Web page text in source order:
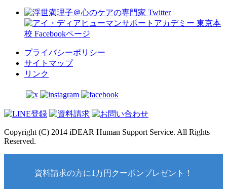
プライバシーポリシー
サイトマップ
リンク
Copyright (C) 2014 iDEAR Human Support Service. All Rights
Reserved.
資料請求の方に1万円クーポンプレゼント！